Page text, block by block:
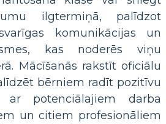
ilgtermiņā, palīdzot
komunikācijas un
kas noderēs viņu
Mācīšanās rakstīt oficiālu
bērniem radīt pozitīvu
ar potenciālajiem darba
un citiem profesionāliem